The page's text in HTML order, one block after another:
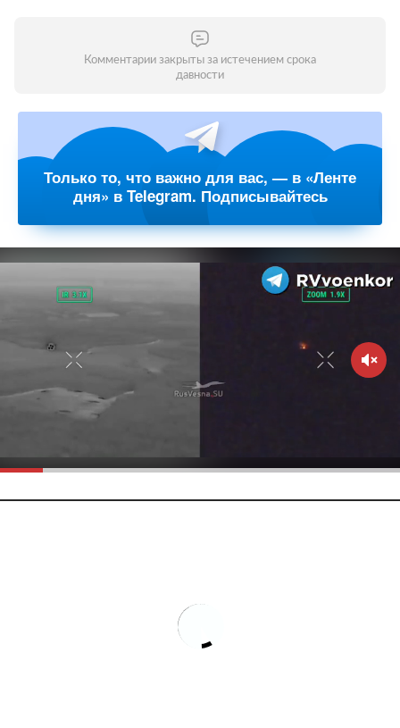
Комментарии закрыты за истечением срока
давности
Только то, что важно для вас, — в «Ленте
дня» в Telegram. Подписывайтесь